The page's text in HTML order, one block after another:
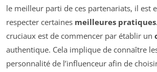
le meilleur parti de ces partenariats, il est
respecter certaines meilleures pratiques
cruciaux est de commencer par établir un
authentique. Cela implique de connaître
personnalité de l’influenceur afin de